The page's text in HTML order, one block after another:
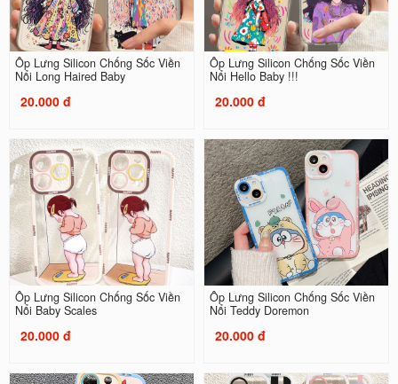
Ốp Lưng Silicon Chống Sốc Viền
Nổi Long Haired Baby
20.000 đ
Ốp Lưng Silicon Chống Sốc Viền
Nổi Hello Baby !!!
20.000 đ
Ốp Lưng Silicon Chống Sốc Viền
Nổi Baby Scales
20.000 đ
Ốp Lưng Silicon Chống Sốc Viền
Nổi Teddy Doremon
20.000 đ